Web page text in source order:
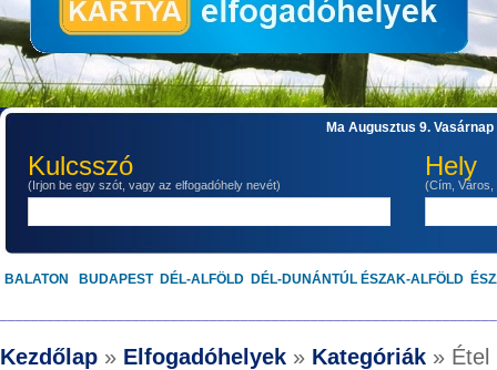
Ma Augusztus 9.
Kulcsszó
(Irjon be egy szót, vagy az elfogadóhely nevét)
Hely
(Cím,
BALATON BUDAPEST DÉL-ALFÖLD DÉL-DUNÁNTÚL ÉSZAK-ALFÖLD
Kezdőlap » Elfogadóhelyek » Kategóriák » Étel